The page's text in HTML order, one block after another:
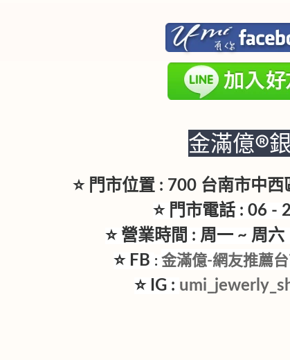
金滿億®
⭐ 門市位置 : 700 台南市中
⭐ 門市電話 : 06 -
⭐ 營業時間 : 周一 ~ 周
⭐ FB :金滿億-網友推薦
⭐ IG :